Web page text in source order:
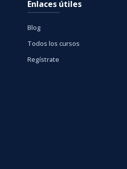
Enlaces útiles
Blog
Todos los cursos
Regístrate